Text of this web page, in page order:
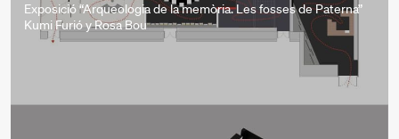
Exposició “Arqueologia de la memòria. Les fosses de Paterna”
Kumi Furió y Rosa Bou